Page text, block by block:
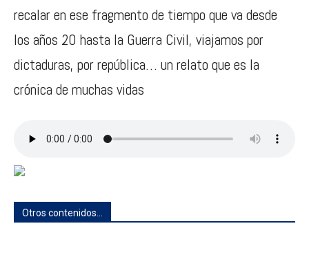
recalar en ese fragmento de tiempo que va desde
los años 20 hasta la Guerra Civil, viajamos por
dictaduras, por república… un relato que es la
crónica de muchas vidas
Otros contenidos...